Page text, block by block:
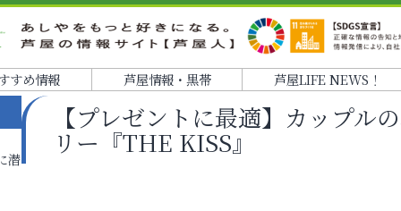
すめ情報 芦屋情報・黒帯 芦屋LIFE NEWS！
【プレゼントに最適】カップル
リー『THE KISS』
潜